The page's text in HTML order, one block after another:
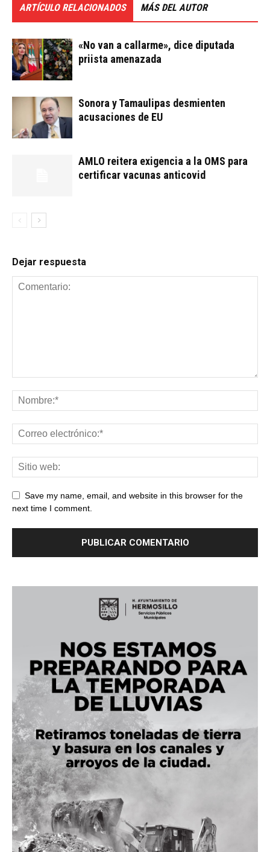
ARTÍCULO RELACIONADOS MÁS DEL AUTOR
«No van a callarme», dice diputada
priista amenazada
Sonora y Tamaulipas desmienten
acusaciones de EU
AMLO reitera exigencia a la OMS para
certificar vacunas anticovid
Dejar respuesta
Save my name, email, and website in this browser for the
next time I comment.